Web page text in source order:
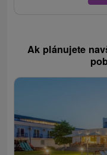
Ak plánujete